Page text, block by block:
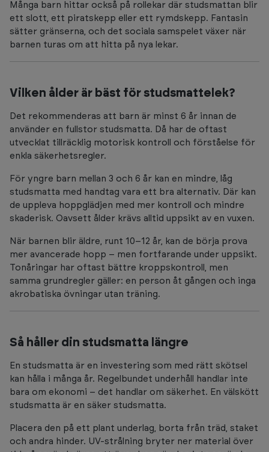
Många barn hittar också på rollekar där studsmattan blir
ett slott, ett piratskepp eller ett rymdskepp. Fantasin
sätter gränserna, och det sociala samspelet växer när
barnen turas om att hitta på nya lekar.
Vilken ålder är bäst för studsmattelek?
Det rekommenderas att barn är minst 6 år innan de
använder en fullstor studsmatta. Då har de oftast
utvecklat tillräcklig motorisk kontroll och förståelse för
enkla säkerhetsregler.
För yngre barn mellan 3 och 6 år kan en mindre, låg
studsmatta med handtag vara ett bra alternativ. Där kan
de uppleva hoppglädjen med mer kontroll och mindre
skaderisk. Oavsett ålder krävs alltid uppsikt av en vuxen.
När barnen blir äldre, runt 10–12 år, kan de börja prova
mer avancerade hopp – men fortfarande under uppsikt.
Tonåringar har oftast bättre kroppskontroll, men
samma grundregler gäller: en person åt gången och inga
akrobatiska övningar utan träning.
Så håller din studsmatta längre
En studsmatta är en investering som med rätt skötsel
kan hålla i många år. Regelbundet underhåll handlar inte
bara om ekonomi – det handlar om säkerhet. En välskött
studsmatta är en säker studsmatta.
Placera den på ett plant underlag, borta från träd, staket
och andra hinder. UV-strålning bryter ner material över